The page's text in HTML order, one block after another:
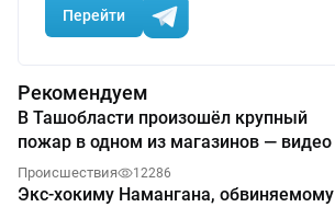
Перейти
Рекомендуем
В Ташобласти произошёл крупный
пожар в одном из магазинов — видео
Происшествия 12286
Экс-хокиму Намангана, обвиняемому